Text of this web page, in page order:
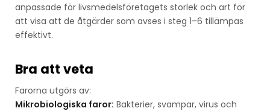
anpassade för livsmedelsföretagets storlek och art för
att visa att de åtgärder som avses i steg 1–6 tillämpas
effektivt.
Bra att veta
Farorna utgörs av:
Mikrobiologiska faror: Bakterier, svampar, virus och